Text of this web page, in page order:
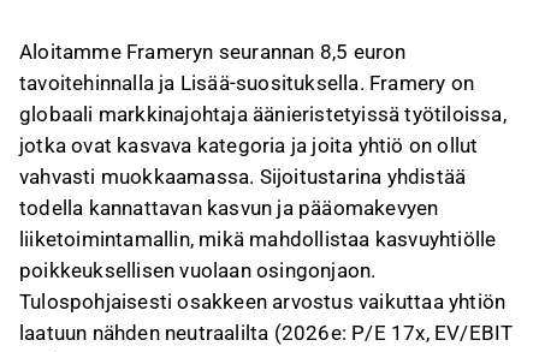
antaa siitä palautetta Inderesin foorumilla. Anna siihen liittyvää
palautettaInderesin foorumilla.
Aloitamme Frameryn seurannan 8,5 euron
tavoitehinnalla ja Lisää‑suosituksella. Framery on
globaali markkinajohtaja äänieristetyissä työtiloissa,
jotka ovat kasvava kategoria ja joita yhtiö on ollut
vahvasti muokkaamassa. Sijoitustarina yhdistää
todella kannattavan kasvun ja pääomakevyen
liiketoimintamallin, mikä mahdollistaa kasvuyhtiölle
poikkeuksellisen vuolaan osingonjaon.
Tulospohjaisesti osakkeen arvostus vaikuttaa yhtiön
laatuun nähden neutraalilta (2026e: P/E 17x, EV/EBIT